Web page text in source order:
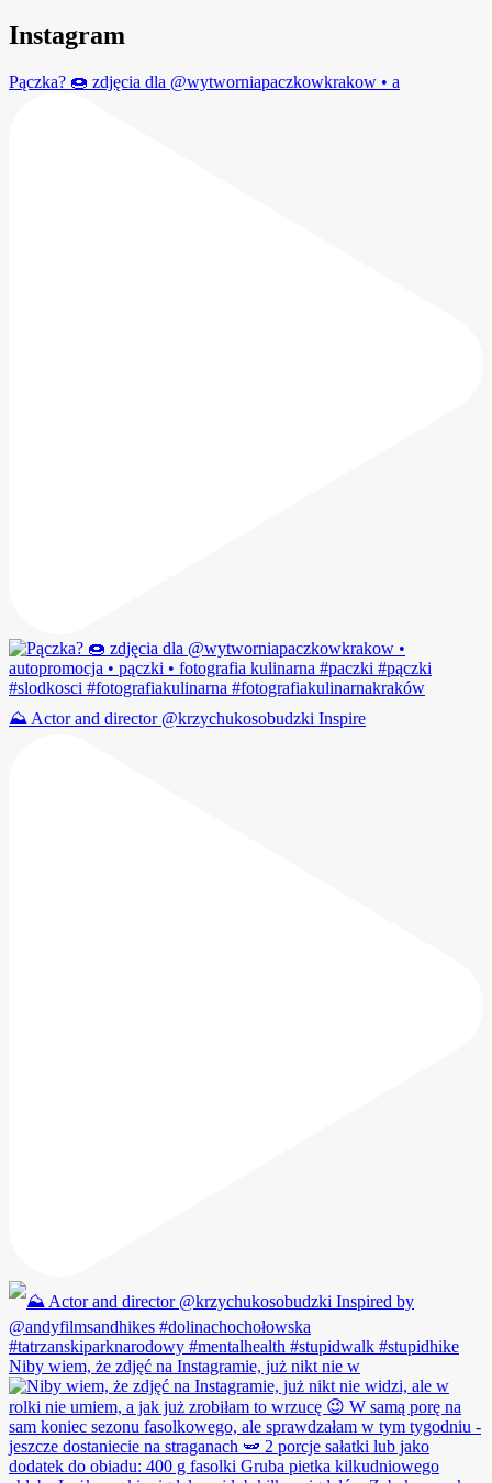
Instagram
Pączka? 🍩 zdjęcia dla @wytworniapaczkowkrakow • a
⛰️ Actor and director @krzychukosobudzki Inspire
Niby wiem, że zdjęć na Instagramie, już nikt nie w